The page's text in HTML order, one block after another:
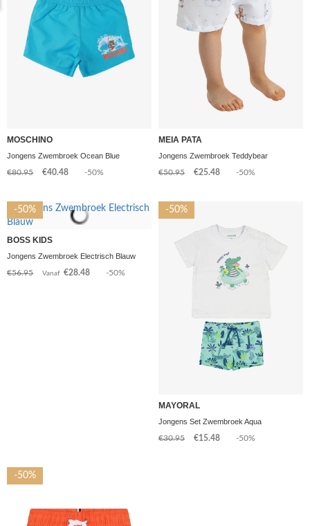
MOSCHINO
Jongens Zwembroek Ocean Blue
€80.95
€40.48 -50%
MEIA PATA
Jongens Zwembroek Teddybear
€50.95
€25.48 -50%
-50%
BOSS KIDS
Jongens Zwembroek Electrisch Blauw
€56.95
Vanaf €28.48 -50%
-50%
MAYORAL
Jongens Set Zwembroek Aqua
€30.95
€15.48 -50%
-50%